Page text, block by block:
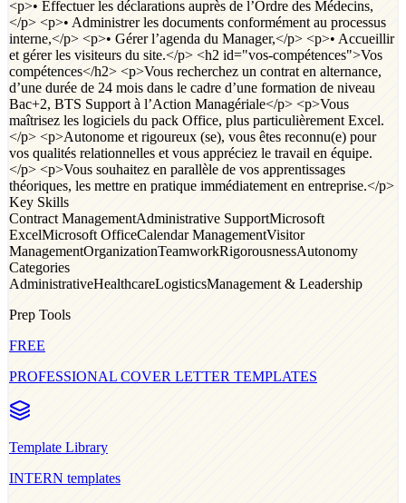
<p>• Effectuer les déclarations auprès de l’Ordre des Médecins,
</p> <p>• Administrer les documents conformément au processus
interne,</p> <p>• Gérer l’agenda du Manager,</p> <p>• Accueillir
et gérer les visiteurs du site.</p> <h2 id="vos-compétences">Vos
compétences</h2> <p>Vous recherchez un contrat en alternance,
d’une durée de 24 mois dans le cadre d’une formation de niveau
Bac+2, BTS Support à l’Action Managériale</p> <p>Vous
maîtrisez les logiciels du pack Office, plus particulièrement Excel.
</p> <p>Autonome et rigoureux (se), vous êtes reconnu(e) pour
vos qualités relationnelles et vous appréciez le travail en équipe.
</p> <p>Vous souhaitez en parallèle de vos apprentissages
théoriques, les mettre en pratique immédiatement en entreprise.</p>
Key Skills
Contract ManagementAdministrative SupportMicrosoft
ExcelMicrosoft OfficeCalendar ManagementVisitor
ManagementOrganizationTeamworkRigorousnessAutonomy
Categories
AdministrativeHealthcareLogisticsManagement & Leadership
Prep Tools
FREE
PROFESSIONAL COVER LETTER TEMPLATES
Template Library
INTERN templates